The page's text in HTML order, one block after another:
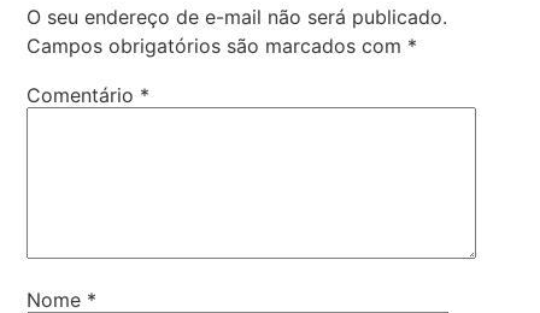
O seu endereço de e-mail não será publicado.
Campos obrigatórios são marcados com *
Comentário *
Nome *